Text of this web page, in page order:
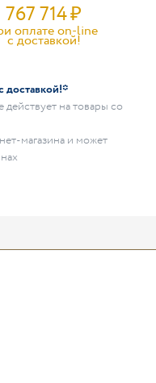
767 714₽
оплате on-line
c доставкой!
доставкой!*
на товары со
магазина и может